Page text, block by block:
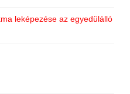
leképezése az egyedülálló